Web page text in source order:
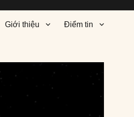
Giới thiệu Điểm tin